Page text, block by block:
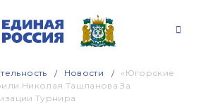
Новости
«Югорские
Николая Ташланова За
Турнира